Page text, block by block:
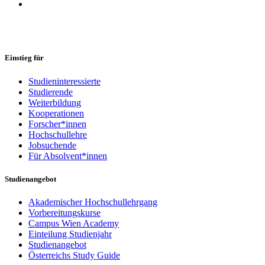
Einstieg für
Studieninteressierte
Studierende
Weiterbildung
Kooperationen
Forscher*innen
Hochschullehre
Jobsuchende
Für Absolvent*innen
Studienangebot
Akademischer Hochschullehrgang
Vorbereitungskurse
Campus Wien Academy
Einteilung Studienjahr
Studienangebot
Österreichs Study Guide